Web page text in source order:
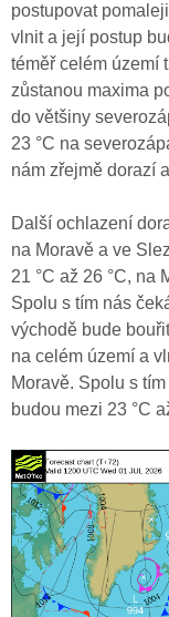
postupovat
vlnit a její postup
téměř celém území
zůstanou maxima
do většiny
23 °C na
nám zřejmě dorazí
Další ochlazení
na Moravě a ve
21 °C až 26 °C, na
Spolu s tím nás
východě bude
na celém území a
Moravě. Spolu s
budou mezi 23 °C